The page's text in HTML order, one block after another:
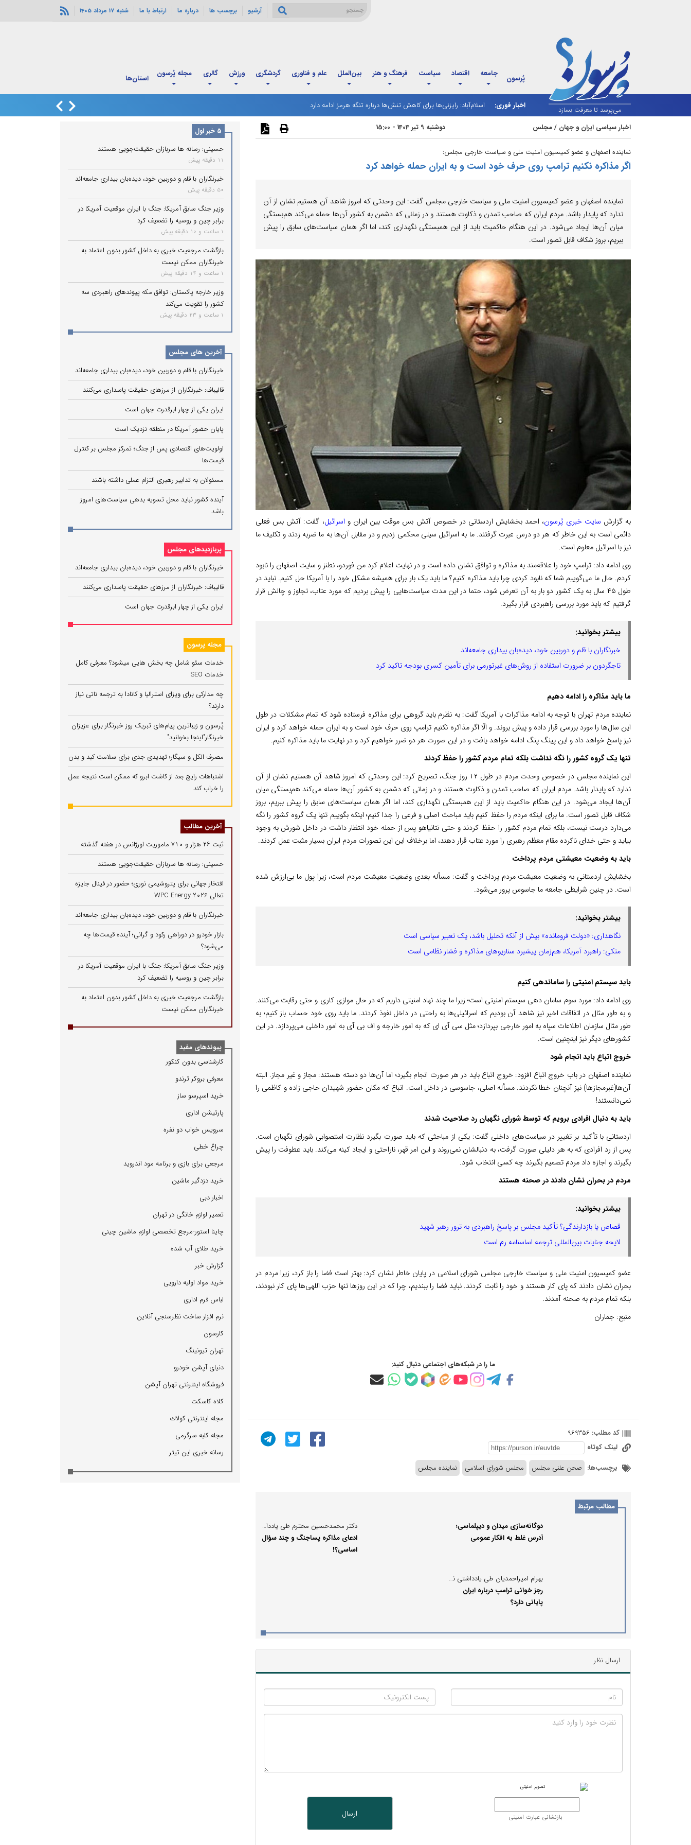
آرشیو برچسب ها درباره ما ارتباط با ما شنبه 17 مرداد 1405
می‌پرسد تا معرفت بسازد
پُرسون جامعه اقتصاد سیاست فرهنگ و هنر بین‌الملل علم و فناوری گردشگری ورزش گالری مجله پُرسون استان‌ها
اخبار فوری: اسلام‌آباد: رایزنی‌ها برای کاهش تنش‌ها درباره تنگه هرمز ادامه دارد
شارژ کالابرگ مردادماه آغاز شد؛ زمان‌بندی جدید و تغییر فاصله واریز اعتبار خانوارها
اخبار سیاسی ایران و جهان /مجلس دوشنبه 9 تیر 1404 - 15:00
نماینده اصفهان و عضو کمیسیون امنیت ملی و سیاست خارجی مجلس:
اگر مذاکره نکنیم ترامپ روی حرف خود است و به ایران حمله خواهد کرد
نماینده اصفهان و عضو کمیسیون امنیت ملی و سیاست خارجی مجلس گفت: این وحدتی که امروز شاهد آن هستیم نشان از آن
ندارد که پایدار باشد. مردم ایران که صاحب تمدن و ذکاوت هستند و در زمانی که دشمن به کشور آن‌ها حمله می‌کند هم‌بستگی
میان آن‌ها ایجاد می‌شود. در این هنگام حاکمیت باید از ‌این همبستگی نگهداری کند، اما اگر همان سیاست‌های سابق را پیش
ببریم، بروز شکاف قابل تصور است.
به گزارش سایت خبری پُرسون، احمد بخشایش اردستانی در خصوص آتش بس موقت بین ایران و اسرائیل، گفت: آتش بس فعلی
دائمی است به این خاطر که هر دو درس عبرت گرفتند. ما به اسرائیل سیلی محکمی زدیم و در مقابل آن‌ها به ما ضربه زدند و تکلیف ما
نیز با اسرائیل معلوم است.
وی ادامه داد: ترامپ خود را علاقه‌مند به مذاکره و توافق نشان داده است و در نهایت اعلام کرد من فوردو، نطنز و سایت اصفهان را نابود
کردم. حال ما می‌گوییم شما که نابود کردی چرا باید مذاکره کنیم؟ ما باید یک بار برای همیشه مشکل خود را با آمریکا حل کنیم. نباید در
طول ۴۵ سال به یک کشور دو بار به آن تعرض شود، حتما در این مدت سیاست‌هایی را پیش بردیم که مورد عتاب، تجاوز و چالش قرار
گرفتیم که باید مورد بررسی راهبردی قرار بگیرد.
بیشتر بخوانید:
خبرنگاران با قلم و دوربین خود، دیده‌بان بیداری جامعه‌اند
تاجگردون بر ضرورت استفاده از روش‌های غیرتورمی برای تأمین کسری بودجه تاکید کرد
ما باید مذاکره را ادامه دهیم
نماینده مردم تهران با توجه به ادامه مذاکرات با آمریکا گفت: به نظرم باید گروهی برای مذاکره فرستاده شود که تمام مشکلات در طول
این سال‌ها را مورد بررسی قرار داده و پیش بروند. و الّا اگر مذاکره نکنیم ترامپ روی حرف خود است و به ایران حمله خواهد کرد و ایران
نیز پاسخ خواهد داد و این پینگ پنگ ادامه خواهد یافت و در این صورت هر دو ضرر خواهیم کرد و در نهایت ما باید مذاکره کنیم.
تنها یک گروه کشور را نگه نداشت بلکه تمام مردم کشور را حفظ کردند
این نماینده مجلس در خصوص وحدت مردم در طول ۱۲ روز جنگ، تصریح کرد: این وحدتی که امروز شاهد آن هستیم نشان از آن
ندارد که پایدار باشد. مردم ایران که صاحب تمدن و ذکاوت هستند و در زمانی که دشمن به کشور آن‌ها حمله می‌کند هم‌بستگی میان
آن‌ها ایجاد می‌شود. در این هنگام حاکمیت باید از ‌این همبستگی نگهداری کند، اما اگر همان سیاست‌های سابق را پیش ببریم، بروز
شکاف قابل تصور است. ما برای اینکه مردم را حفظ کنیم باید مباحث اصلی و فرعی را جدا کنیم؛ اینکه بگوییم تنها یک گروه کشور را نگه
می‌دارد درست نیست، بلکه تمام مردم کشور را حفظ کردند و حتی نتانیاهو پس از حمله خود انتظار داشت در داخل شورش به وجود
بیاید و حتی خدای ناکرده مقام معظم رهبری را مورد عتاب قرار دهند، اما برخلاف این این تصورات مردم ایران بسیار مثبت عمل کردند.
باید به وضعیت معیشتی مردم پرداخت
بخشایش اردستانی به وضعیت معیشت مردم پرداخت و گفت: مسأله بعدی وضعیت معیشت مردم است، زیرا پول ما بی‌ارزش شده
است. در چنین شرایطی جامعه ما جاسوس پرور می‌شود.
بیشتر بخوانید:
نگاهداری: «دولت فرومانده» بیش از آنکه تحلیل باشد، یک تعبیر سیاسی است
متکی: راهبرد آمریکا، هم‌زمان پیشبرد سناریوهای مذاکره و فشار نظامی است
باید سیستم امنیتی را ساماندهی کنیم
وی ادامه داد: مورد سوم سامان دهی سیستم امنیتی است؛ زیرا ما چند نهاد امنیتی داریم که در حال موازی کاری و حتی رقابت می‌کنند.
و به طور مثال در اتفاقات اخیر نیز شاهد آن بودیم که اسرائیلی‌ها به راحتی در داخل نفوذ کردند. ما باید روی خود حساب باز کنیم؛ به
طور مثال سازمان اطلاعات سپاه به امور خارجی بپردازد؛ مثل سی آی ای که به امور خارجه و اف بی آی به امور داخلی می‌پردازد. در این
کشورهای دیگر نیز اینچنین است.
خروج اتباع باید انجام شود
نماینده اصفهان در باب خروج اتباع افزود: خروج اتباع باید در هر صورت انجام بگیرد؛ اما آن‌ها دو دسته هستند: مجاز و غیر مجاز. البته
آن‌ها(غبرمجازها) نیز آنچنان خطا نکردند. مسأله اصلی، جاسوسی در داخل است. اتباع که مکان حضور شهیدان حاجی زاده و کاظمی را
نمی‌دانستند!
باید به دنبال افرادی برویم که توسط شورای نگهبان رد صلاحیت شدند
اردستانی با تأکید بر تغییر در سیاست‌های داخلی گفت: یکی از مباحثی که باید صورت بگیرد نظارت استصوابی شورای نگهبان است.
پس از رد افرادی که به هر دلیلی صورت گرفت، به دنبالشان نمی‌روند و این امر قهر، ناراحتی و ایجاد کینه می‌کند. باید عطوفت را پیش
بگیرند و اجازه داد مردم تصمیم بگیرند چه کسی انتخاب شود.
مردم در بحران نشان دادند در صحنه هستند
بیشتر بخوانید:
قصاص یا بازدارندگی؟ تأکید مجلس بر پاسخ راهبردی به ترور رهبر شهید
لایحه جنایات بین‌المللی ترجمه اساسنامه رم است
عضو کمیسیون امنیت ملی و سیاست خارجی مجلس شورای اسلامی در پایان خاطر نشان کرد: بهتر است فضا را باز کرد، زیرا مردم در
بحران نشان دادند که پای کار هستند و خود را ثابت کردند. نباید فضا را ببندیم، چرا که در این روزها تنها حزب اللهی‌ها پای کار نبودند،
بلکه تمام مردم به صحنه آمدند.
منبع: جماران
ما را در شبکه‌های اجتماعی دنبال کنید:
کد مطلب: 969356
لینک کوتاه
برچسب‌ها: صحن علنی مجلس مجلس شورای اسلامی نماینده مجلس
مطالب مرتبط
دوگانه‌سازی میدان و دیپلماسی؛
آدرس غلط به افکار عمومی
دکتر محمدحسین محترم طی یادداشتی نوشت؛
ادعای مذاکره پساجنگ و چند سؤال
اساسی؟!
بهرام امیراحمدیان طی یادداشتی نوشت؛
رجز خوانی ترامپ درباره ایران
پایانی دارد؟
ارسال نظر
بازنشانی عبارت امنیتی
5 خبر اول
حسینی: رسانه ها سربازان حقیقت‌جویی هستند
11 دقیقه پیش
خبرنگاران با قلم و دوربین خود، دیده‌بان بیداری جامعه‌اند
50 دقیقه پیش
وزیر جنگ سابق آمریکا: جنگ با ایران موقعیت آمریکا در
برابر چین و روسیه را تضعیف کرد
1 ساعت و 10 دقیقه پیش
بازگشت مرجعیت خبری به داخل کشور بدون اعتماد به
خبرنگاران ممکن نیست
1 ساعت و 14 دقیقه پیش
وزیر خارجه پاکستان: توافق مکه پیوندهای راهبردی سه
کشور را تقویت می‌کند
1 ساعت و 23 دقیقه پیش
آخرین های مجلس
خبرنگاران با قلم و دوربین خود، دیده‌بان بیداری جامعه‌اند
قالیباف: خبرنگاران از مرزهای حقیقت پاسداری می‌کنند
ایران یکی از چهار ابرقدرت جهان است
پایان حضور آمریکا در منطقه نزدیک است
اولویت‌های اقتصادی پس از جنگ؛ تمرکز مجلس بر کنترل
قیمت‌ها
مسئولان به تدابیر رهبری التزام عملی داشته باشند
آینده کشور نباید محل تسویه بدهی سیاست‌های امروز
باشد
پربازدیدهای مجلس
خبرنگاران با قلم و دوربین خود، دیده‌بان بیداری جامعه‌اند
قالیباف: خبرنگاران از مرزهای حقیقت پاسداری می‌کنند
ایران یکی از چهار ابرقدرت جهان است
مجله پرسون
خدمات سئو شامل چه بخش هایی میشود؟ معرفی کامل
خدمات SEO
چه مدارکی برای ویزای استرالیا و کانادا به ترجمه ناتی نیاز
دارند؟
پُرسون و زیباترین پیام‌های تبریک روز خبرنگار برای عزیزان
خبرنگار"اینجا بخوانید"
مصرف الکل و سیگار؛ تهدیدی جدی برای سلامت کبد و بدن
اشتباهات رایج بعد از کاشت ابرو که ممکن است نتیجه عمل
را خراب کند
آخرین مطالب
ثبت ۲۶ هزار و ۷۱۰ ماموریت اورژانس در هفته گذشته
حسینی: رسانه ها سربازان حقیقت‌جویی هستند
افتخار جهانی برای پتروشیمی نوری؛ حضور در فینال جایزه
تعالی WPC Energy 2026
خبرنگاران با قلم و دوربین خود، دیده‌بان بیداری جامعه‌اند
بازار خودرو در دوراهی رکود و گرانی؛ آینده قیمت‌ها چه
می‌شود؟
وزیر جنگ سابق آمریکا: جنگ با ایران موقعیت آمریکا در
برابر چین و روسیه را تضعیف کرد
بازگشت مرجعیت خبری به داخل کشور بدون اعتماد به
خبرنگاران ممکن نیست
پیوندهای مفید
كارشناسی بدون كنكور
معرفی بروكر ترندو
خرید اسپرسو ساز
پارتیشن اداری
سرویس خواب دو نفره
چراغ خطی
مرجعی برای بازی و برنامه مود اندروید
خرید دزدگیر ماشین
اخبار دبی
تعمیر لوازم خانگی در تهران
چاینا استور-مرجع تخصصی لوازم ماشین چینی
خرید طلای آب شده
گزارش خبر
خرید مواد اولیه دارویی
لباس فرم اداری
نرم افزار ساخت نظرسنجی آنلاین
كارسون
تهران تیونینگ
دنیای آپشن خودرو
فروشگاه اینترنتی تهران آپشن
كلاه كاسكت
مجله اینترنتی كولاك
مجله كلبه سرگرمی
رسانه خبری این تیتر